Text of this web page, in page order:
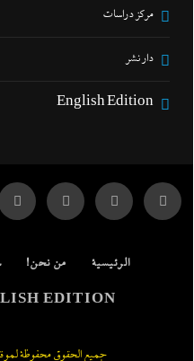
مركز دراسات
دار نشر
English Edition
الرئيسية من نحن!
EDITION
جميع الحقوق محفوظة